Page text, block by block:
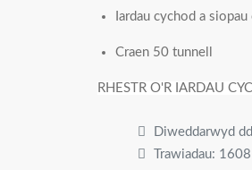
Iardau cychod a
Craen 50 tunnell
RHESTR O'R IARDAU
Diweddarwyd
Trawiadau: